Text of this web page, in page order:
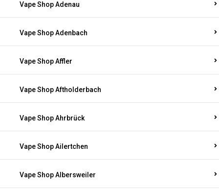
Vape Shop Adenau
Vape Shop Adenbach
Vape Shop Affler
Vape Shop Aftholderbach
Vape Shop Ahrbrück
Vape Shop Ailertchen
Vape Shop Albersweiler